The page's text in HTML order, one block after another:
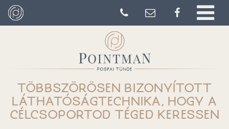
TÖBBSZÖRÖSEN BIZONYÍTOTT
LÁTHATÓSÁGTECHNIKA, HOGY A
CÉLCSOPORTOD TÉGED KERESSEN